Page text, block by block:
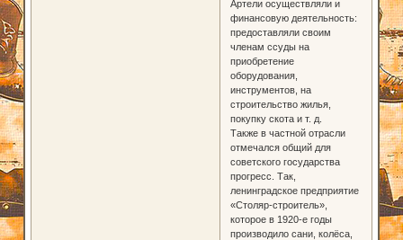
Артели осуществляли и
финансовую деятельность:
предоставляли своим
членам ссуды на
приобретение
оборудования,
инструментов, на
строительство жилья,
покупку скота и т. д.
Также в частной отрасли
отмечался общий для
советского государства
прогресс. Так,
ленинградское предприятие
«Столяр-строитель»,
которое в 1920-е годы
производило сани, колёса,